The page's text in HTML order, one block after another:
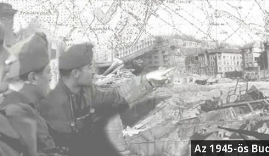
Az 1945-ös